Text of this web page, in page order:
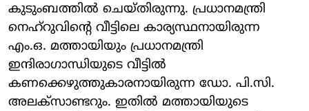
കുടുംബത്തില്‍ ചെയ്തിരുന്നു. പ്രധാനമന്ത്രി
നെഹ്‌റുവിന്റെ വീട്ടിലെ കാര്യസ്ഥനായിരുന്ന
എം.ഒ. മത്തായിയും പ്രധാനമന്ത്രി
ഇന്ദിരാഗാന്ധിയുടെ വീട്ടില്‍
കണക്കെഴുത്തുകാരനായിരുന്ന ഡോ. പി.സി.
അലക്സാണ്ടറും. ഇതില്‍ മത്തായിയുടെ